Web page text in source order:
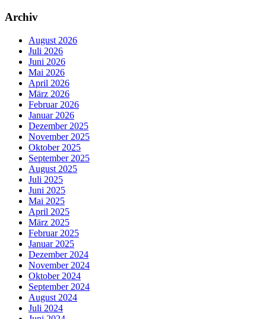
Archiv
August 2026
Juli 2026
Juni 2026
Mai 2026
April 2026
März 2026
Februar 2026
Januar 2026
Dezember 2025
November 2025
Oktober 2025
September 2025
August 2025
Juli 2025
Juni 2025
Mai 2025
April 2025
März 2025
Februar 2025
Januar 2025
Dezember 2024
November 2024
Oktober 2024
September 2024
August 2024
Juli 2024